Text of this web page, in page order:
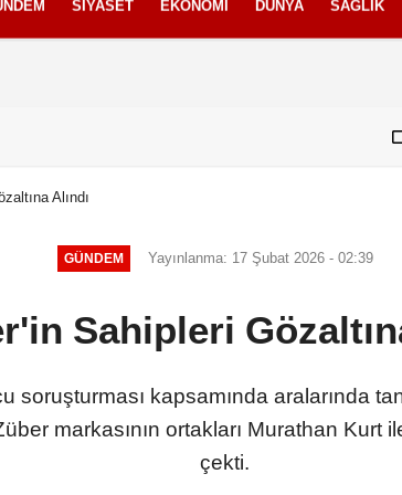
SIYASET EKONOMI DÜNYA SAĞLIK
Alındı
GÜNDEM Yayınlanma: 17 Şubat 2026 - 02:39
Sahipleri
soruşturması kapsamında aralarında
markasının ortakları Murathan Kurt
çekti.